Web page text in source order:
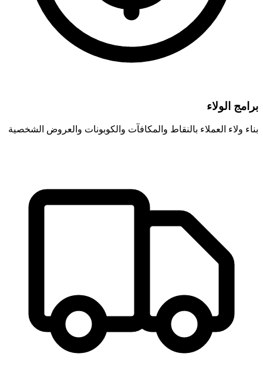
برامج الولاء
بناء ولاء العملاء بالنقاط والمكافآت والكوبونات والعروض الشخصية